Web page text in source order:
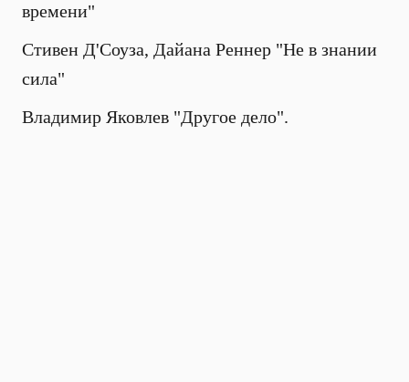
времени"
Стивен Д'Соуза, Дайана Реннер "Не в знании
сила"
Владимир Яковлев "Другое дело".